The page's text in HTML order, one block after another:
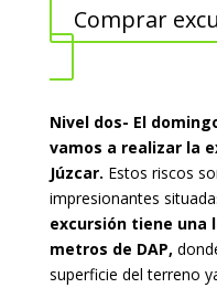
Comprar
Nivel dos- El
vamos a realizar la
Júzcar. Estos riscos
impresionantes
excursión tiene una
metros de DAP,
superficie del terreno